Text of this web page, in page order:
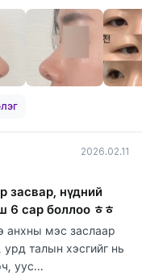
2026.02.11
засвар, нүдний
6 сар боллоо ㅎㅎ
анхны мэс заслаар
талын хэсгийг нь
уус...